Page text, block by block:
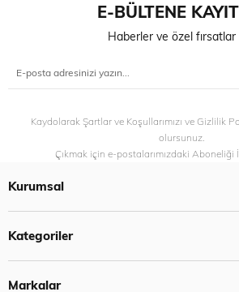
E-BÜLTENE
Haberler ve özel fırsatlar
Kaydolarak Şartlar ve Koşullarımızı ve Gizlilik
olursunuz.
Çıkmak için e-postalarımızdaki Aboneliği
Kurumsal
Kategoriler
Markalar